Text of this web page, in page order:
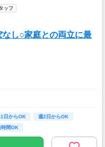
ッフ
し○家庭との両立に最
日からOK
週2日からOK
時間OK